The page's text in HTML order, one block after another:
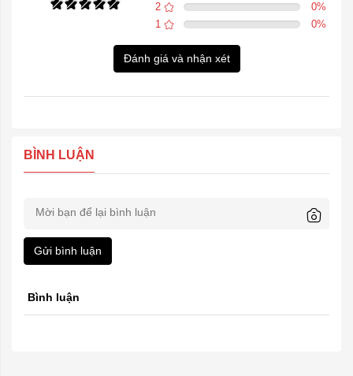
2 0%
1
0%
Đánh giá và nhận xét
BÌNH LUẬN
Gửi bình luận
Bình luận